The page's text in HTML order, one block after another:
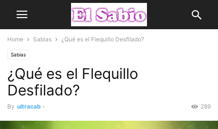
Home Sabias ¿Qué es el Flequillo Desfilado?
Sabias
¿Qué es el Flequillo
Desfilado?
By ultracab - 289